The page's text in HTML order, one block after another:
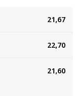
21,67
22,70
21,60